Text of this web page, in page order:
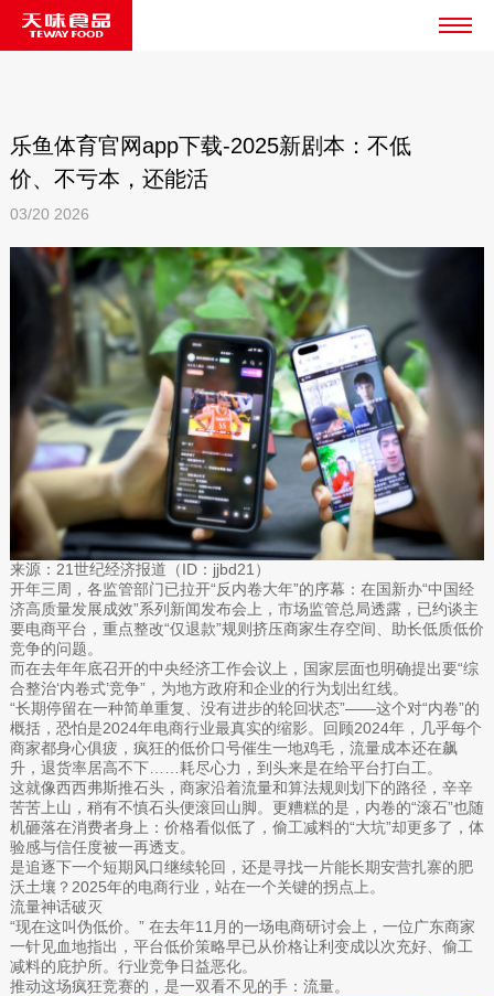
乐鱼体育官网app下载-2025新剧本：不低
价、不亏本，还能活
03/20 2026
来源：21世纪经济报道（ID：jjbd21）
开年三周，各监管部门已拉开“反内卷大年”的序幕：在国新办“中国经
济高质量发展成效”系列新闻发布会上，市场监管总局透露，已约谈主
要电商平台，重点整改“仅退款”规则挤压商家生存空间、助长低质低价
竞争的问题。
而在去年年底召开的中央经济工作会议上，国家层面也明确提出要“综
合整治‘内卷式’竞争”，为地方政府和企业的行为划出红线。
“长期停留在一种简单重复、没有进步的轮回状态”——这个对“内卷”的
概括，恐怕是2024年电商行业最真实的缩影。回顾2024年，几乎每个
商家都身心俱疲，疯狂的低价口号催生一地鸡毛，流量成本还在飙
升，退货率居高不下……耗尽心力，到头来是在给平台打白工。
这就像西西弗斯推石头，商家沿着流量和算法规则划下的路径，辛辛
苦苦上山，稍有不慎石头便滚回山脚。更糟糕的是，内卷的“滚石”也随
机砸落在消费者身上：价格看似低了，偷工减料的“大坑”却更多了，体
验感与信任度被一再透支。
是追逐下一个短期风口继续轮回，还是寻找一片能长期安营扎寨的肥
沃土壤？2025年的电商行业，站在一个关键的拐点上。
流量神话破灭
“现在这叫伪低价。” 在去年11月的一场电商研讨会上，一位广东商家
一针见血地指出，平台低价策略早已从价格让利变成以次充好、偷工
减料的庇护所。行业竞争日益恶化。
推动这场疯狂竞赛的，是一双看不见的手：流量。